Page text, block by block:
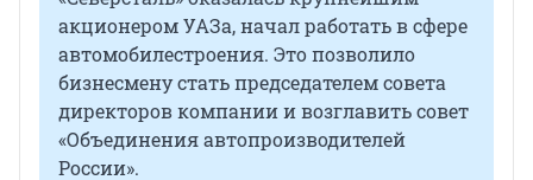
акционером УАЗа, начал работать в сфере
автомобилестроения. Это позволило
бизнесмену стать председателем совета
директоров компании и возглавить совет
«Объединения автопроизводителей
России».